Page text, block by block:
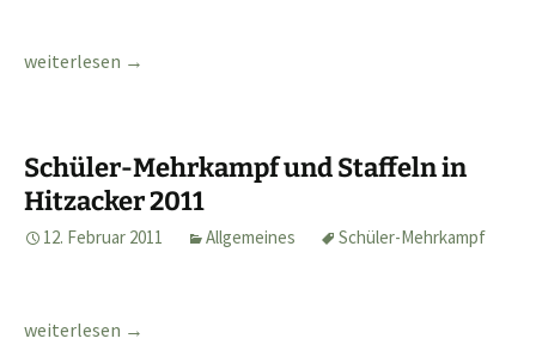
Kreisläuferabend in Dannenberg 2011
weiterlesen →
Schüler-Mehrkampf und Staffeln in
Hitzacker 2011
12. Februar 2011 Allgemeines Schüler-Mehrkampf
Schüler-Mehrkampf und Staffeln in Hitzacker 2011
weiterlesen →